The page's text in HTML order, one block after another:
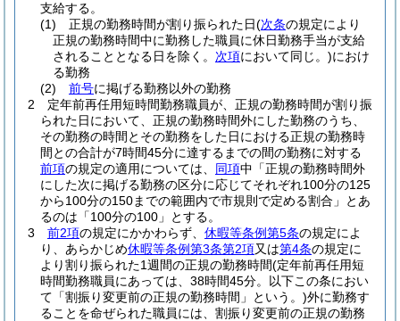
支給する。
(1)
正規の勤務時間が割り振られた日(次条の規定により
正規の勤務時間中に勤務した職員に休日勤務手当が支給
されることとなる日を除く。 次項において同じ。)におけ
る勤務
(2)
前号に掲げる勤務以外の勤務
2
定年前再任用短時間勤務職員が、正規の勤務時間が割り振
られた日において、正規の勤務時間外にした勤務のうち、
その勤務の時間とその勤務をした日における正規の勤務時
間との合計が7時間45分に達するまでの間の勤務に対する
前項の規定の適用については、 同項中「正規の勤務時間外
にした次に掲げる勤務の区分に応じてそれぞれ100分の125
から100分の150までの範囲内で市規則で定める割合」とあ
るのは「100分の100」とする。
3
前2項の規定にかかわらず、 休暇等条例第5条の規定によ
り、あらかじめ休暇等条例第3条第2項又は第4条の規定に
より割り振られた1週間の正規の勤務時間(定年前再任用短
時間勤務職員にあっては、38時間45分。以下この条におい
て「割振り変更前の正規の勤務時間」という。)外に勤務す
ることを命ぜられた職員には、割振り変更前の正規の勤務